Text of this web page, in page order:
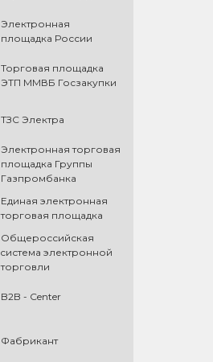
Электронная
площадка России
Торговая площадка
ЭТП ММВБ Госзакупки
ТЗС Электра
Электронная торговая
площадка Группы
Газпромбанка
Единая электронная
торговая площадка
Общероссийская
cистема электронной
торговли
B2B - Center
Фабрикант